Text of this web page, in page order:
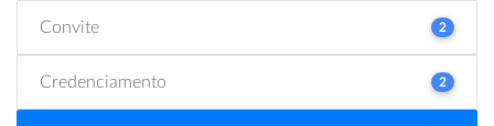
Convite 2
Credenciamento 2